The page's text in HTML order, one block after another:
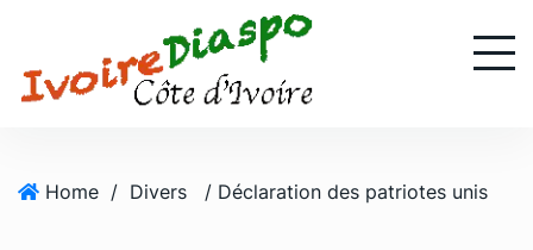
Home / Divers / Déclaration des patriotes unis